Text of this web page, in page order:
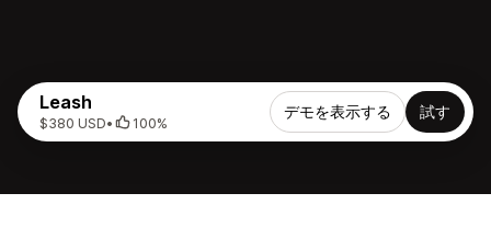
Leash
$380 USD• 100%
デモを表示する 試す